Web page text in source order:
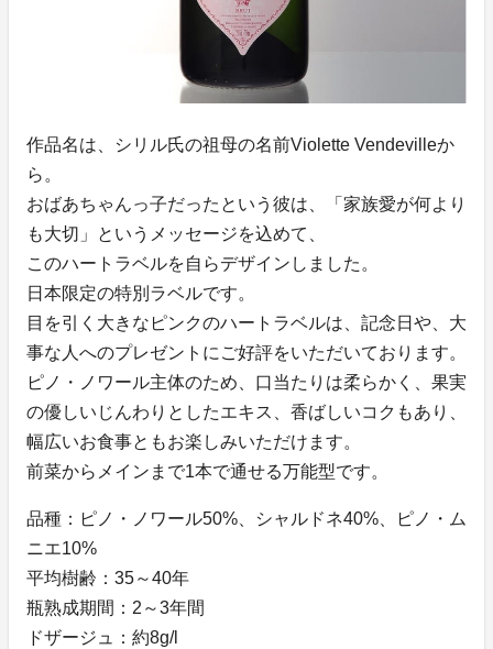
作品名は、シリル氏の祖母の名前Violette Vendevilleか
ら。
おばあちゃんっ子だったという彼は、「家族愛が何より
も大切」というメッセージを込めて、
このハートラベルを自らデザインしました。
日本限定の特別ラベルです。
目を引く大きなピンクのハートラベルは、記念日や、大
事な人へのプレゼントにご好評をいただいております。
ピノ・ノワール主体のため、口当たりは柔らかく、果実
の優しいじんわりとしたエキス、香ばしいコクもあり、
幅広いお食事ともお楽しみいただけます。
前菜からメインまで1本で通せる万能型です。
品種：ピノ・ノワール50%、シャルドネ40%、ピノ・ム
ニエ10%
平均樹齢：35～40年
瓶熟成期間：2～3年間
ドザージュ：約8g/l